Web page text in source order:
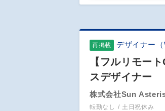
再掲載 デザイナー
【フルリモー
スデザイナー
株式会社Sun
転勤なし 土日祝休み